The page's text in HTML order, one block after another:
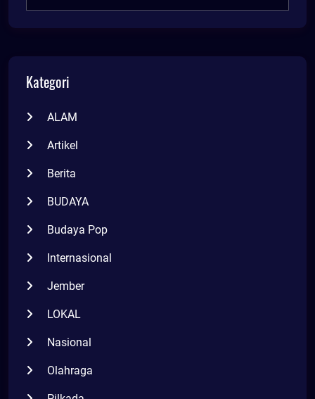
Kategori
ALAM
Artikel
Berita
BUDAYA
Budaya Pop
Internasional
Jember
LOKAL
Nasional
Olahraga